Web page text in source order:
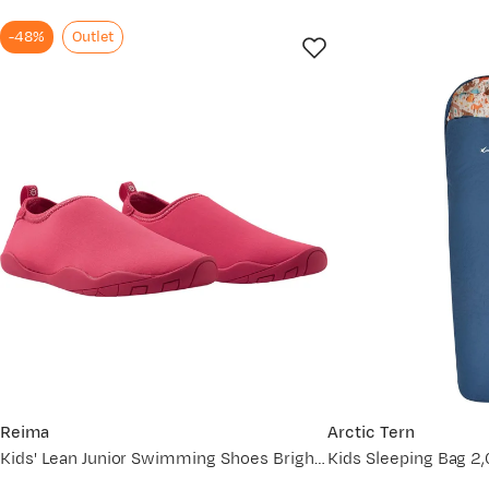
Bruk et målebånd når du måler kroppen eller foten
Hvordan velge
Har du spørsmål, ikke nøl med å ta kontakt med vår
Reima
Kids' Lean Junior Swimming Shoes Bright Berry
-48% Outlet
Arctic Tern
Kids Sleeping Bag